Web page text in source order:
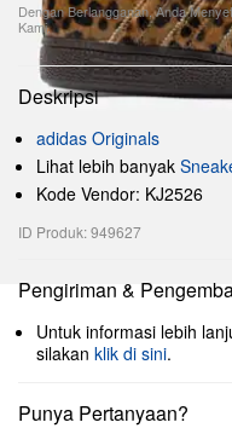
Dengan Berlangganan, Anda
Kami.
Deskripsi
adidas Originals
Lihat lebih banyak
Kode Vendor: KJ2526
ID Produk: 949627
Pengiriman &
Untuk informasi lebih
silakan klik di sini.
Punya Pertanyaan?